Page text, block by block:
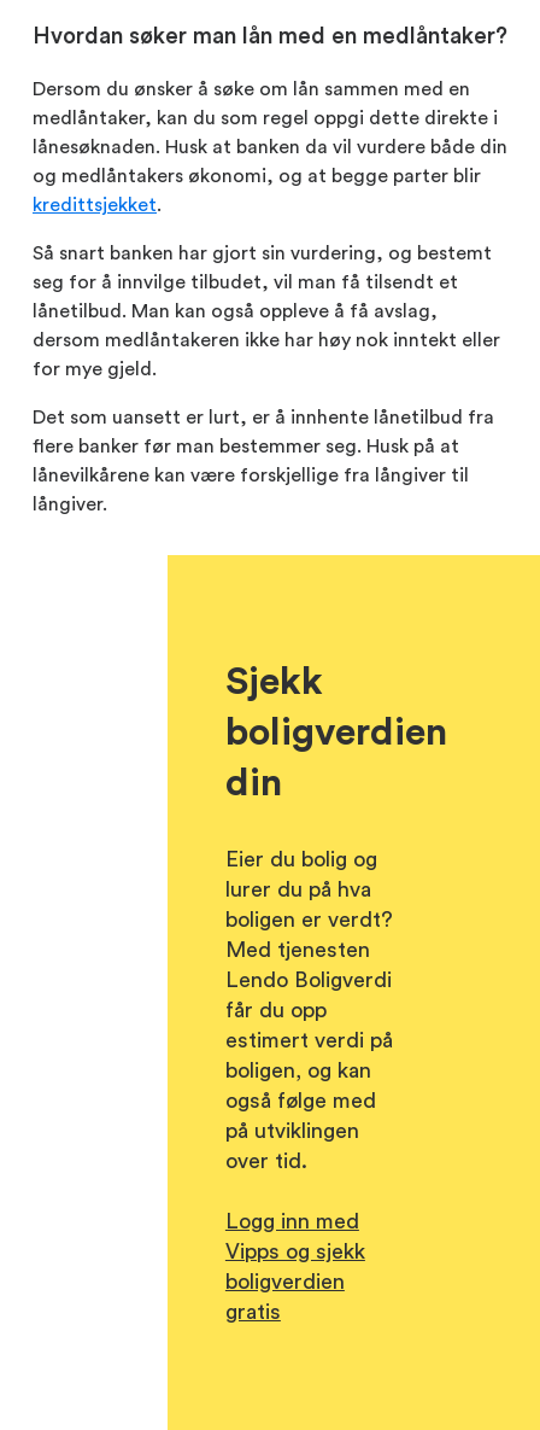
Hvordan søker man lån med en medlåntaker?
Dersom du ønsker å søke om lån sammen med en
medlåntaker, kan du som regel oppgi dette direkte i
lånesøknaden. Husk at banken da vil vurdere både din
og medlåntakers økonomi, og at begge parter blir
kredittsjekket.
Så snart banken har gjort sin vurdering, og bestemt
seg for å innvilge tilbudet, vil man få tilsendt et
lånetilbud. Man kan også oppleve å få avslag,
dersom medlåntakeren ikke har høy nok inntekt eller
for mye gjeld.
Det som uansett er lurt, er å innhente lånetilbud fra
flere banker før man bestemmer seg. Husk på at
lånevilkårene kan være forskjellige fra långiver til
långiver.
Sjekk
boligverdien
din
Eier du bolig og
lurer du på hva
boligen er verdt?
Med tjenesten
Lendo Boligverdi
får du opp
estimert verdi på
boligen, og kan
også følge med
på utviklingen
over tid.
Logg inn med
Vipps og sjekk
boligverdien
gratis